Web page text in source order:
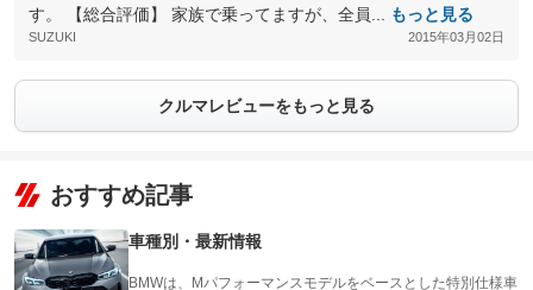
す。 【総合評価】 家族で乗ってますが、全員...
もっと見る
SUZUKI 2015年03月02日
クルマレビューをもっと見る
おすすめ記事
車種別・最新情報
BMWは、Mパフォーマンスモデルをベースとした特別仕様車